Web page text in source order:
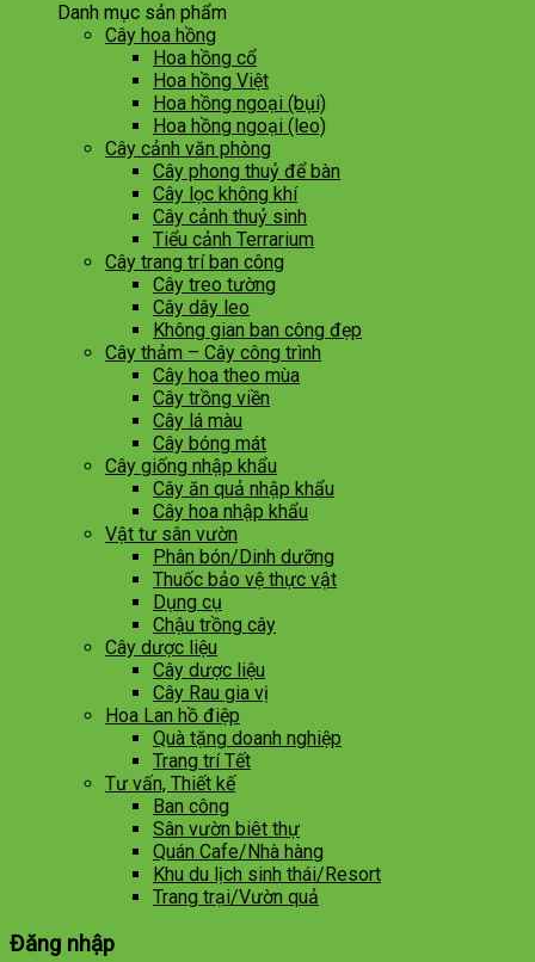
Danh mục sản phẩm
Cây hoa hồng
Hoa hồng cổ
Hoa hồng Việt
Hoa hồng ngoại (bụi)
Hoa hồng ngoại (leo)
Cây cảnh văn phòng
Cây phong thuỷ để bàn
Cây lọc không khí
Cây cảnh thuỷ sinh
Tiểu cảnh Terrarium
Cây trang trí ban công
Cây treo tường
Cây dây leo
Không gian ban công đẹp
Cây thảm – Cây công trình
Cây hoa theo mùa
Cây trồng viền
Cây lá màu
Cây bóng mát
Cây giống nhập khẩu
Cây ăn quả nhập khẩu
Cây hoa nhập khẩu
Vật tư sân vườn
Phân bón/Dinh dưỡng
Thuốc bảo vệ thực vật
Dụng cụ
Chậu trồng cây
Cây dược liệu
Cây dược liệu
Cây Rau gia vị
Hoa Lan hồ điệp
Quà tặng doanh nghiệp
Trang trí Tết
Tư vấn, Thiết kế
Ban công
Sân vườn biêt thự
Quán Cafe/Nhà hàng
Khu du lịch sinh thái/Resort
Trang trại/Vườn quả
Đăng nhập